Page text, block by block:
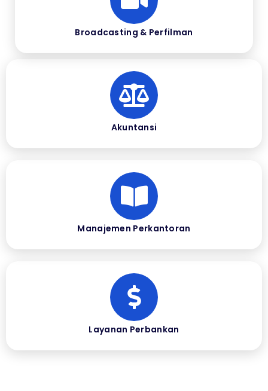
Broadcasting & Perfilman
Akuntansi
Manajemen Perkantoran
Layanan Perbankan